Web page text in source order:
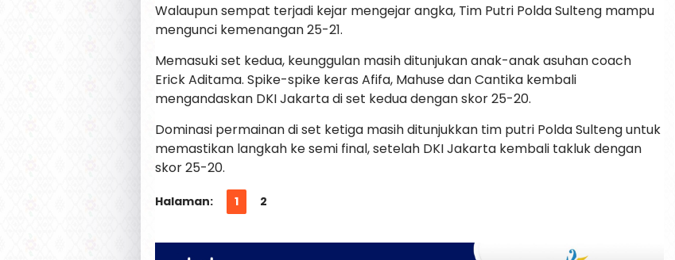
Walaupun sempat terjadi kejar mengejar angka, Tim Putri Polda Sulteng mampu
mengunci kemenangan 25-21.
Memasuki set kedua, keunggulan masih ditunjukan anak-anak asuhan coach
Erick Aditama. Spike-spike keras Afifa, Mahuse dan Cantika kembali
mengandaskan DKI Jakarta di set kedua dengan skor 25-20.
Dominasi permainan di set ketiga masih ditunjukkan tim putri Polda Sulteng untuk
memastikan langkah ke semi final, setelah DKI Jakarta kembali takluk dengan
skor 25-20.
Halaman: 1 2